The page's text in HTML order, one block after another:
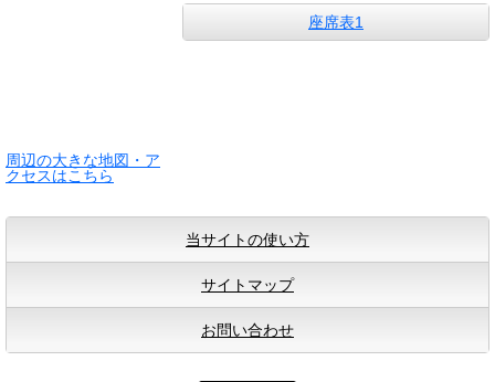
周辺の大きな地図・ア
クセスはこちら
座席表1
当サイトの使い方
サイトマップ
お問い合わせ